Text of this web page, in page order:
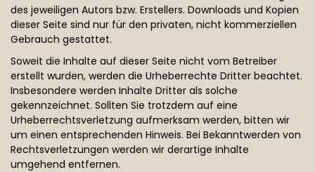
des jeweiligen Autors bzw. Erstellers. Downloads und Kopien
dieser Seite sind nur für den privaten, nicht kommerziellen
Gebrauch gestattet.
Soweit die Inhalte auf dieser Seite nicht vom Betreiber
erstellt wurden, werden die Urheberrechte Dritter beachtet.
Insbesondere werden Inhalte Dritter als solche
gekennzeichnet. Sollten Sie trotzdem auf eine
Urheberrechtsverletzung aufmerksam werden, bitten wir
um einen entsprechenden Hinweis. Bei Bekanntwerden von
Rechtsverletzungen werden wir derartige Inhalte
umgehend entfernen.